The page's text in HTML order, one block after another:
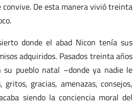
De esta manera vivió treinta
donde el abad Nicon tenía sus
adquiridos. Pasados treinta años
pueblo natal –donde ya nadie le
gracias, amenazas, consejos,
siendo la conciencia moral del